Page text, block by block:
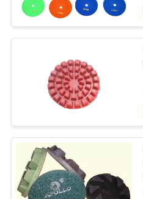
নিয়ন্ত্রণ
খবর
সাইট
ম্যাপ